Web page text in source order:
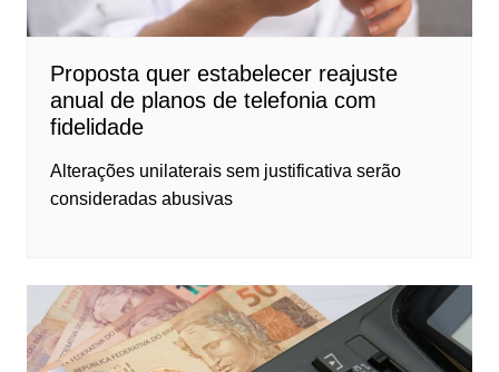
Proposta quer estabelecer reajuste
anual de planos de telefonia com
fidelidade
Alterações unilaterais sem justificativa serão
consideradas abusivas